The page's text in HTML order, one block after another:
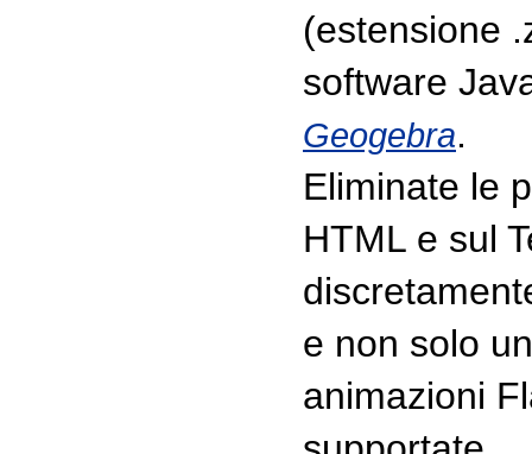
(estensione
software
Geogebra.
Eliminate le
HTML e sul
e non solo
animazioni